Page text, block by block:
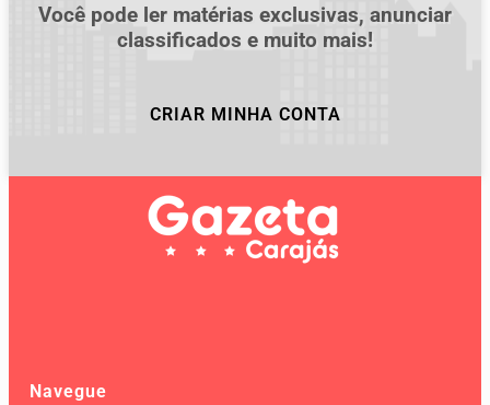
Você pode ler matérias exclusivas, anunciar
classificados e muito mais!
CRIAR MINHA CONTA
Navegue